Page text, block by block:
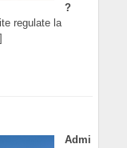
?
regulate la
Admi